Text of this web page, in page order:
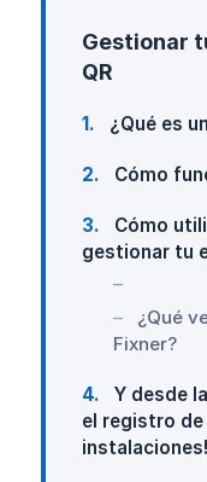
Gestionar
QR
1 ¿Qué es
2 Cómo
3
Cómo
gestionar tu
¿Qué
Fixner?
4
Y desde
el registro
instalaciones!